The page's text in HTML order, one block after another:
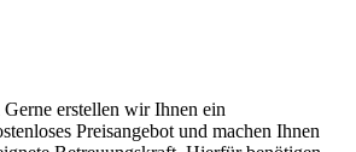
Gerne erstellen wir Ihnen ein
Preisangebot und machen Ihnen